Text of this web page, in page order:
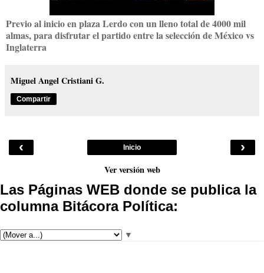
Previo al inicio en plaza Lerdo con un lleno total de 4000 mil
almas, para disfrutar el partido entre la selección de México vs
Inglaterra
Miguel Angel Cristiani G.
Compartir
‹ ›
Inicio
Ver versión web
Las Páginas WEB donde se publica la
columna Bitácora Política:
▼